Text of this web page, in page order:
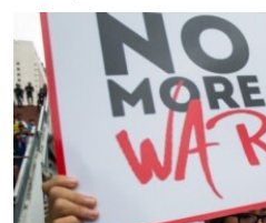
အကြောင်းအရာ
သို့
ကျော်
ကြည့်
ရန်
ပင်မ
တရုတ်
အစ္စရေး-ပါလက်စတိုင်း
ရပ်ဝန်းတခု လမ်းတခု အလွန်
အင်္ဂလိပ်စာလေ့လာမယ်
အမေရိကန်သုံးအီဒီယံ
မကြေးမုံရဲ့ အင်္ဂလိပ်စာ
ရုပ်ရှင်ထဲက အင်္ဂလိပ်စာ
အပတ်စဉ်ကဏ္ဍများ
ရေဒီယို
တီဗွီ
ရေဒီယိုနှင့်ရုပ်သံ အချက်အလက်မ
ရေဒီယို/တီဗွီအစီအစဉ်